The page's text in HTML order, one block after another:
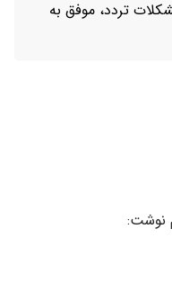
تردد، موفق به
نوشت: